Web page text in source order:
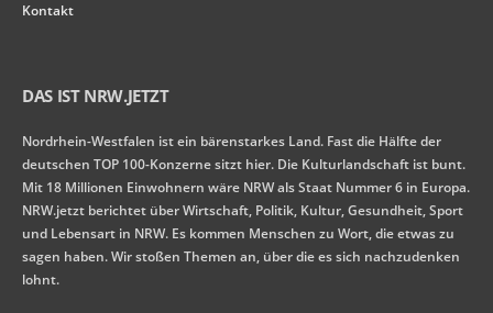
Kontakt
DAS IST NRW.JETZT
Nordrhein-Westfalen ist ein bärenstarkes Land. Fast die Hälfte der
deutschen TOP 100-Konzerne sitzt hier. Die Kulturlandschaft ist bunt.
Mit 18 Millionen Einwohnern wäre NRW als Staat Nummer 6 in Europa.
NRW.jetzt berichtet über Wirtschaft, Politik, Kultur, Gesundheit, Sport
und Lebensart in NRW. Es kommen Menschen zu Wort, die etwas zu
sagen haben. Wir stoßen Themen an, über die es sich nachzudenken
lohnt.